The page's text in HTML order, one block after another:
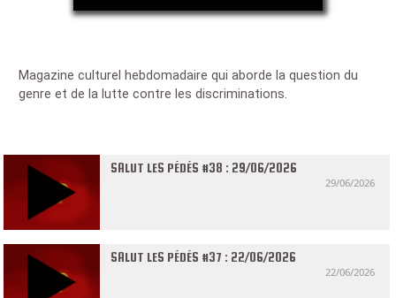
Magazine culturel hebdomadaire qui aborde la question du
genre et de la lutte contre les discriminations.
SALUT LES PÉDÉS #38 : 29/06/2026
29/06/2026
SALUT LES PÉDÉS #37 : 22/06/2026
22/06/2026